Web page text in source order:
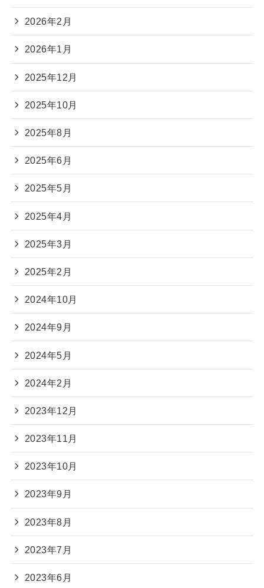
2026年2月
2026年1月
2025年12月
2025年10月
2025年8月
2025年6月
2025年5月
2025年4月
2025年3月
2025年2月
2024年10月
2024年9月
2024年5月
2024年2月
2023年12月
2023年11月
2023年10月
2023年9月
2023年8月
2023年7月
2023年6月